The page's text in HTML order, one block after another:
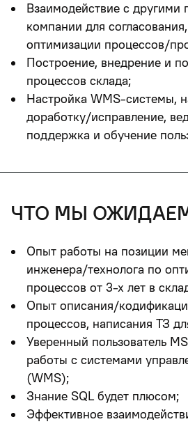
Взаимодействие с другими
компании для
оптимизации процессов/
Построение, внедрение и
процессов склада;
Настройка WMS-системы,
доработку/исправление,
поддержка и обучение
что мы
Опыт работы на позиции
инженера/технолога по
процессов от 3-х лет в
Опыт описания/
процессов, написания ТЗ
Уверенный пользователь
работы с системами
(WMS);
Знание SQL будет плюсом;
Эффективное